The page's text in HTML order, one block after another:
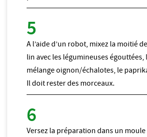
A l’aide d’un robot, mixez la moitié
lin avec les légumineuses égouttées,
mélange oignon/échalotes, le
Il doit rester des morceaux.
Versez la préparation dans un moule